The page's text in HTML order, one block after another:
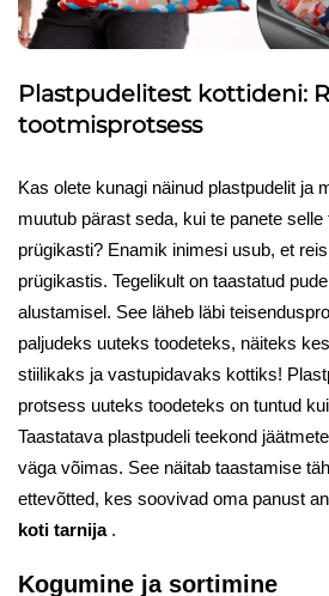
Plastpudelitest kottideni:
tootmisprotsess
Kas olete kunagi näinud plastpudelit ja
muutub pärast seda, kui te panete
prügikasti? Enamik inimesi usub, et
prügikastis. Tegelikult on taastatud
alustamisel. See läheb läbi
paljudeks uuteks toodeteks, näiteks
stiilikaks ja vastupidavaks kottiks!
protsess uuteks toodeteks on tuntud
Taastatava plastpudeli teekond
väga võimas. See näitab taastamise
ettevõtted, kes soovivad oma panust
koti tarnija .
Kogumine ja sortimine